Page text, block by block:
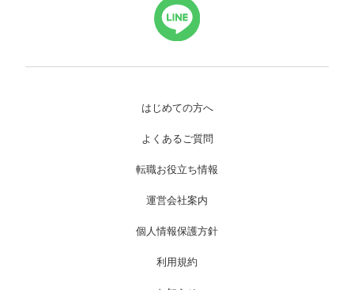
はじめての方へ
よくあるご質問
転職お役立ち情報
運営会社案内
個人情報保護方針
利用規約